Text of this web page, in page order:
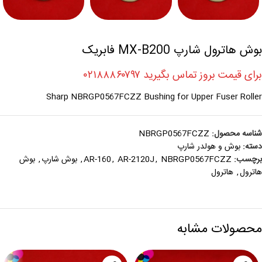
بوش هاترول شارپ MX-B200 فابریک
برای قیمت بروز تماس بگیرید ۰۲۱۸۸۸۶۰۷۹۷
Sharp NBRGP0567FCZZ Bushing for Upper Fuser Roller
شناسه محصول: NBRGP0567FCZZ
دسته: بوش و هولدر شارپ
برچسب:
AR-160, AR-2120J, NBRGP0567FCZZ
, بوش شارپ, بوش
هاترول, هاترول
محصولات مشابه